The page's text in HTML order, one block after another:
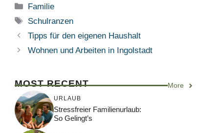
Kategorien
Familie
Schlagwörter
Schulranzen
Tipps für den eigenen Haushalt
Wohnen und Arbeiten in Ingolstadt
MOST RECENT More
URLAUB
Stressfreier Familienurlaub:
So Gelingt’s